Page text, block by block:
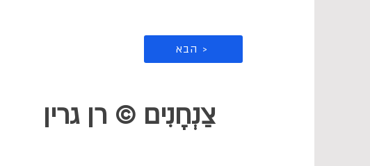
הבא >
צַנְחָנִים © רן גרין